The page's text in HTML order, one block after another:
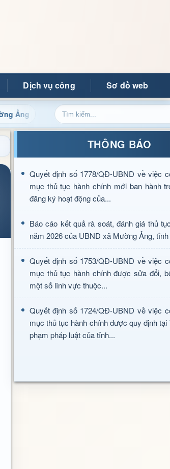
Dịch vụ công Sơ đồ web
Cập nhật thông tin điều hành, thủ tục
THÔNG BÁO
Quyết định số 1778/QĐ-UBND về việc
mục thủ tục hành chính mới ban hành
đăng ký hoạt động của...
Báo cáo kết quả rà soát, đánh giá thủ
năm 2026 của UBND xã Mường Ảng,
Quyết định số 1753/QĐ-UBND về việc
mục thủ tục hành chính được sửa đổi,
một số lĩnh vực thuộc...
Quyết định số 1724/QĐ-UBND về việc
mục thủ tục hành chính được quy định tại
phạm pháp luật của tỉnh...